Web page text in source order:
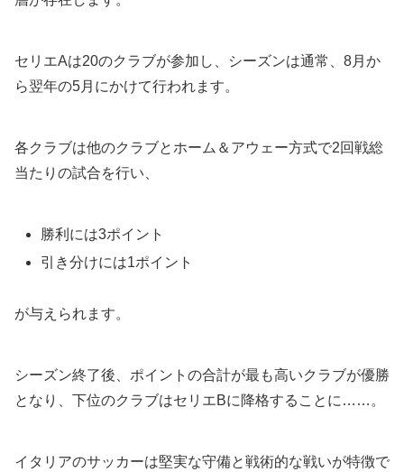
セリエAは20のクラブが参加し、シーズンは通常、8月か
ら翌年の5月にかけて行われます。
各クラブは他のクラブとホーム＆アウェー方式で2回戦総
当たりの試合を行い、
勝利には3ポイント
引き分けには1ポイント
が与えられます。
シーズン終了後、ポイントの合計が最も高いクラブが優勝
となり、下位のクラブはセリエBに降格することに……。
イタリアのサッカーは堅実な守備と戦術的な戦いが特徴で